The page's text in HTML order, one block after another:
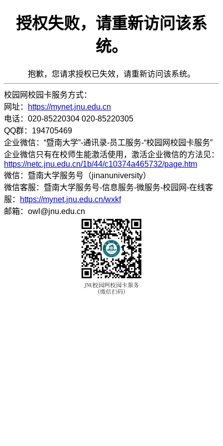
授权失败，请重新访问该系
统。
抱歉，您请求授权已失效，请重新访问该系统。
校园网校园卡服务方式：
网址：
https://mynet.jnu.edu.cn
电话：020-85220304 020-85220305
QQ群：194705469
企业微信：“暨南大学”-通讯录-员工服务-“校园网校园卡服务”
企业微信只有在校师生能激活使用，激活企业微信的方法见：
https://netc.jnu.edu.cn/1b/44/c10374a465732/page.htm
微信：暨南大学服务号（jinanuniversity）
微信客服：暨南大学服务号-信息服务-微服务-校园网-在线客
服：
https://mynet.jnu.edu.cn/wxkf
邮箱：owl@jnu.edu.cn